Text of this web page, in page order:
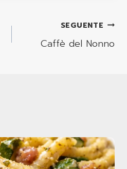
SEGUENTE
Caffè del Nonno